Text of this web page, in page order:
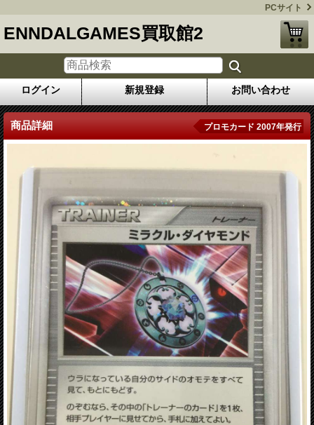
PCサイト
ENNDALGAMES買取館2
ログイン 新規登録 お問い合わせ
商品詳細 プロモカード 2007年発行